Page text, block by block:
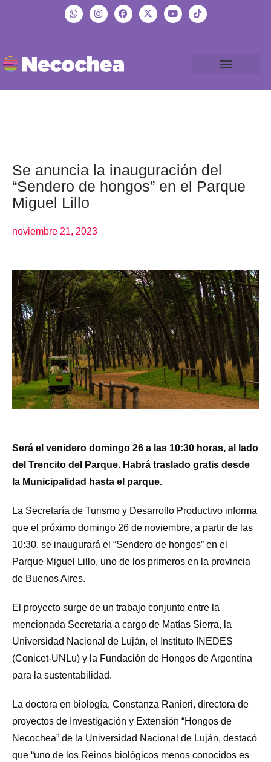
Se anuncia la inauguración del
“Sendero de hongos” en el Parque
Miguel Lillo
noviembre 21, 2023
Será el venidero domingo 26 a las 10:30 horas, al lado
del Trencito del Parque. Habrá traslado gratis desde
la Municipalidad hasta el parque.
La Secretaría de Turismo y Desarrollo Productivo informa
que el próximo domingo 26 de noviembre, a partir de las
10:30, se inaugurará el “Sendero de hongos” en el
Parque Miguel Lillo, uno de los primeros en la provincia
de Buenos Aires.
El proyecto surge de un trabajo conjunto entre la
mencionada Secretaría a cargo de Matías Sierra, la
Universidad Nacional de Luján, el Instituto INEDES
(Conicet-UNLu) y la Fundación de Hongos de Argentina
para la sustentabilidad.
La doctora en biología, Constanza Ranieri, directora de
proyectos de Investigación y Extensión “Hongos de
Necochea” de la Universidad Nacional de Luján, destacó
que “uno de los Reinos biológicos menos conocidos es